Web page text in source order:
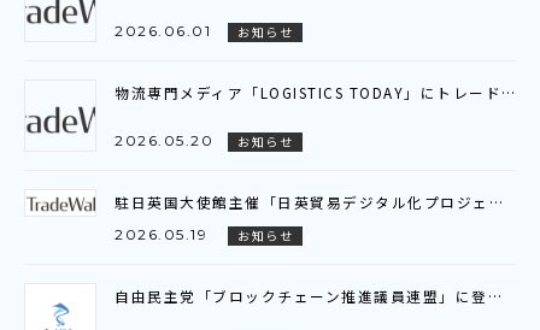
2026.06.01 お知らせ
物流専門メディア「LOGISTICS TODAY」にトレードワルツのインタビュー記事が掲載されました
2026.05.20 お知らせ
駐日英国大使館主催「日英貿易デジタル化プロジェクト」ビジネスブリーフィング参加のお知らせ
2026.05.19 お知らせ
自由民主党「ブロックチェーン推進議員連盟」に登壇いたしました